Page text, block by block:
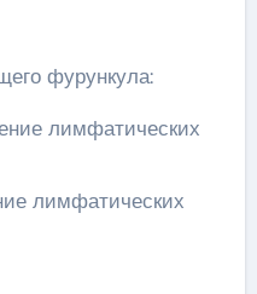
фурункула:
лимфатических
лимфатических